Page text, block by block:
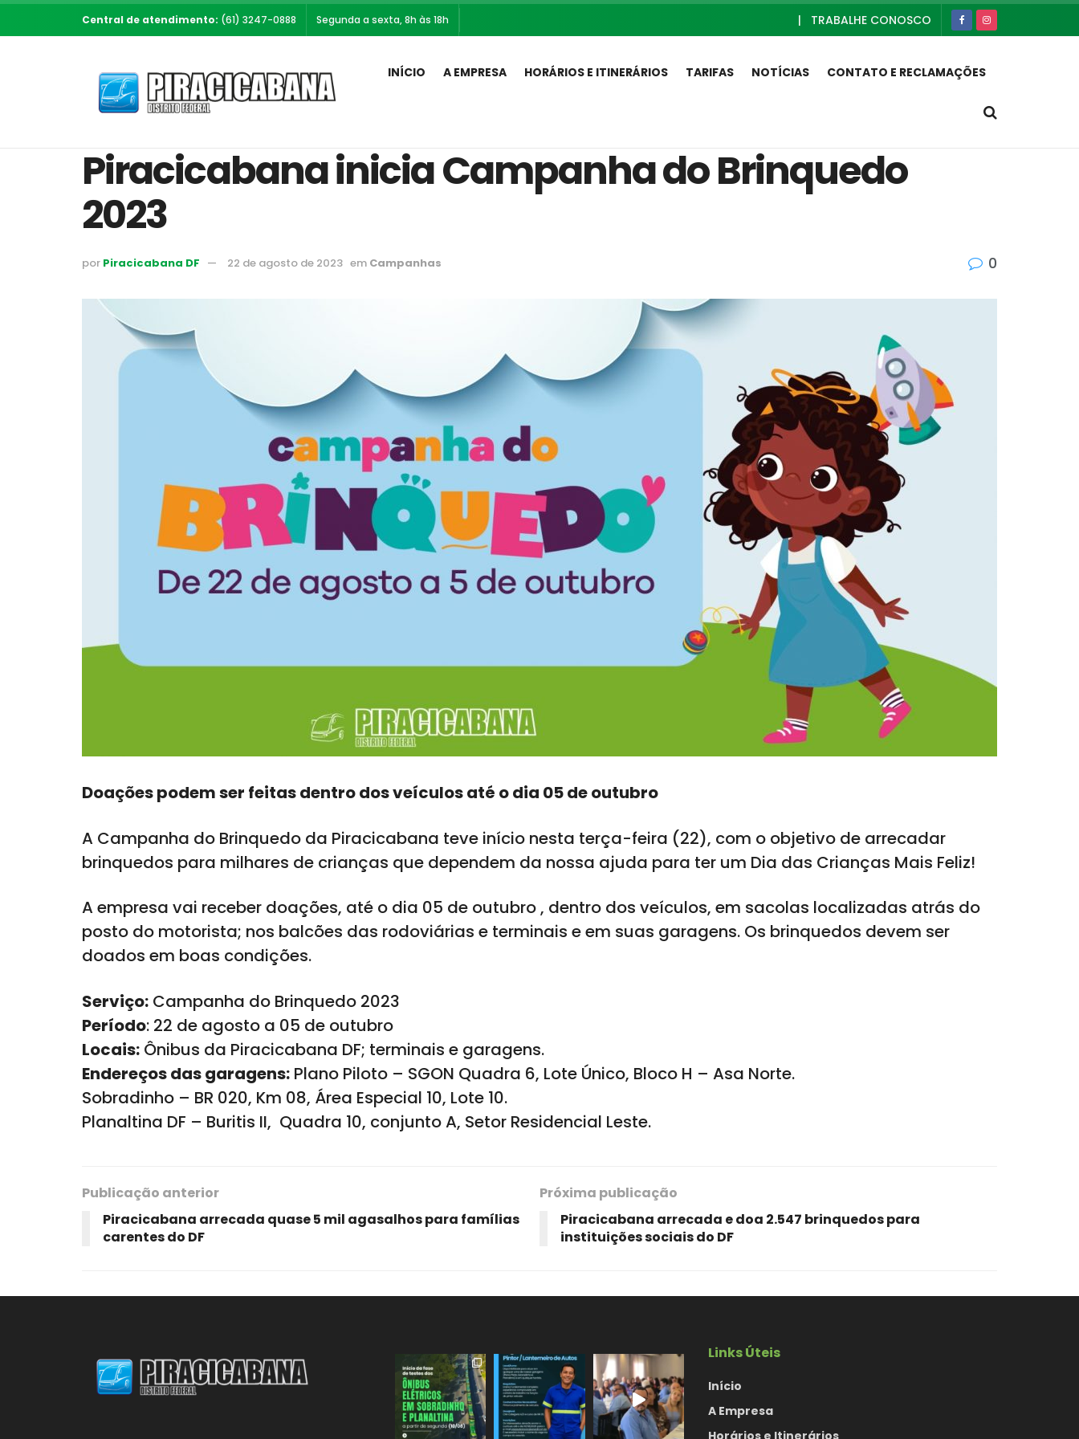
Central de atendimento: (61) 3247-0888 Segunda a sexta, 8h às 18h | TRABALHE CONOSCO
INÍCIO A EMPRESA HORÁRIOS E ITINERÁRIOS TARIFAS NOTÍCIAS CONTATO E RECLAMAÇÕES
Piracicabana inicia Campanha do Brinquedo
2023
por Piracicabana DF 22 de agosto de 2023 em Campanhas 0
Doações podem ser feitas dentro dos veículos até o dia 05 de outubro
A Campanha do Brinquedo da Piracicabana teve início nesta terça-feira (22), com o objetivo de arrecadar
brinquedos para milhares de crianças que dependem da nossa ajuda para ter um Dia das Crianças Mais Feliz!
A empresa vai receber doações, até o dia 05 de outubro , dentro dos veículos, em sacolas localizadas atrás do
posto do motorista; nos balcões das rodoviárias e terminais e em suas garagens. Os brinquedos devem ser
doados em boas condições.
Serviço: Campanha do Brinquedo 2023
Período: 22 de agosto a 05 de outubro
Locais: Ônibus da Piracicabana DF; terminais e garagens.
Endereços das garagens: Plano Piloto – SGON Quadra 6, Lote Único, Bloco H – Asa Norte.
Sobradinho – BR 020, Km 08, Área Especial 10, Lote 10.
Planaltina DF – Buritis II, Quadra 10, conjunto A, Setor Residencial Leste.
Publicação anterior
Piracicabana arrecada quase 5 mil agasalhos para famílias
carentes do DF
Próxima publicação
Piracicabana arrecada e doa 2.547 brinquedos para
instituições sociais do DF
Links Úteis
Início
A Empresa
Horários e Itinerários